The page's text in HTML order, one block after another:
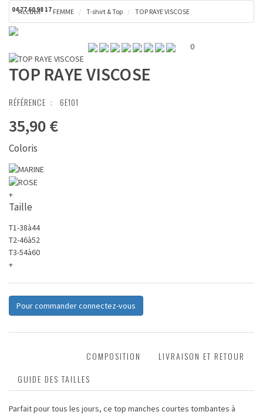
04 77 60 98 17
0
Accueil FEMME T-shirt & Top TOP RAYE VISCOSE
TOP RAYE VISCOSE
RÉFÉRENCE : 6E101
35,90 €
Coloris
+
Taille
T1-38à44
T2-46à52
T3-54à60
+
Pour commander connectez-vous
COMPOSITION
LIVRAISON ET RETOUR
GUIDE DES TAILLES
Parfait pour tous les jours, ce top manches courtes tombantes à